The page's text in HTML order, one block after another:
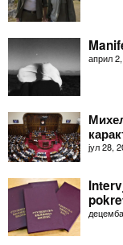
април
јул 28,